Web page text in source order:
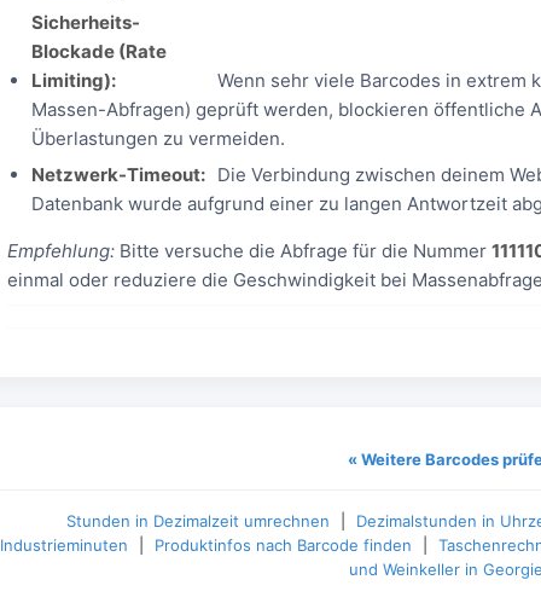
Sicherheits-
Blockade (Rate
Limiting):
Wenn sehr viele Barcodes in extrem
Massen-Abfragen) geprüft werden, blockieren öffentliche
Überlastungen zu vermeiden.
Netzwerk-Timeout: Die Verbindung zwischen deinem
Datenbank wurde aufgrund einer zu langen Antwortzeit
Empfehlung: Bitte versuche die Abfrage für die Nummer
einmal oder reduziere die Geschwindigkeit bei
« Weitere Barcodes
Stunden in Dezimalzeit umrechnen Dezimalstunden in
Industrieminuten
Produktinfos nach Barcode finden
und Weinkeller in